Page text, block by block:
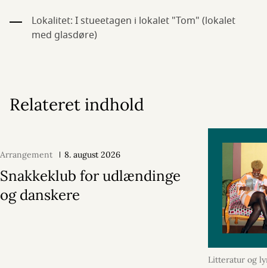
Lokalitet: I stueetagen i lokalet "Tom" (lokalet
med glasdøre)
Relateret indhold
Arrangement 8. august 2026
Snakkeklub for udlændinge
og danskere
Litteratur og